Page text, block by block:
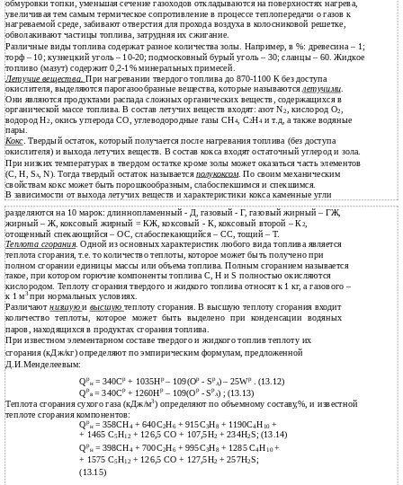
обмуровки топки, уменьшая сечение газоходов откладываются на поверхностях нагрева,
увеличивая тем самым термическое сопротивление в процессе теплопередачи о газов к
нагреваемой среде, забивают отверстия для прохода воздуха в колосниковой решетке,
обволакивают частицы топлива, затрудняя их сжигание.
Различные виды топлива содержат разное количества золы. Например, в %: древесина – 1;
торф – 10; кузнецкий уголь – 10-20; подмосковный бурый уголь – 30; сланцы – 60. Жидкое
топливо (мазут) содержит 0,2-1% минеральных примесей.
Летучие вещества. При нагревании твердого топлива до 870-1100 К без доступа
окислителя, выделяются парогазообразные вещества, которые называютсялетучими.
Они являются продуктами распада сложных органических веществ, содержащихся в
органической массе топлива. В состав летучих веществ входят: азот N2, кислород О2,
водород Н2 , окись углерода СО, углеводородные газы СH4, С2H4 и т.д, а также водяные
пары.
Кокс. Твердый остаток, который получается после нагревания топлива (без доступа
окислителя) и выхода летучих веществ. В состав кокса входят остаточный углерод и зола.
При низких температурах в твердом остатке кроме золы может оказаться часть элементов
(C, H, Sл , N). Тогда твердый остаток называетсяполукоксом . По своим механическим
свойствам кокс может быть порошкообразным, слабоспекшимся и спекшимся.
В зависимости от выхода летучих веществ и характеристики кокса каменные угли
разделяются на 10 марок: длиннопламенный - Д, газовый - Г, газовый жирный – ГЖ,
жирный – Ж, коксовый жирный = КЖ, коксовый - К, коксовый второй – К2
отощенный спекающийся – ОС, слабоспекающийся – СС, тощий – Т.
Теплота сгорания. Одной из основных характеристик любого вида топлива является
теплота сгорания, т.е. то количество теплоты, которое может быть получено при
полном сгорании единицы массы или объема топлива. Полным сгоранием называется
такое, при котором горючие компоненты топлива С, Н и S полностью окисляются
кислородом. Теплоту сгорания твердого и жидкого топлива относят к 1 кг, а газового –
к 1 м3при нормальных условиях.
Различаютнизшуюи высшую теплоту сгорания. В высшую теплоту сгорания входит
количество теплоты, которое может быть выделено при конденсации водяных
паров, находящихся в продуктах сгорания топлива.
При известном элементарном составе твердого и жидкого топлив теплоту их
сгорания (кДж/кг) определяют по эмпирическим формулам, предложенной
Д.И.Менделеевым:
Qp
н = 340Ср + 1035Нр– 109(Ор - Sр
л) – 25Wр . (13.12)
Qp
в= 340Ср + 1260Нр – 109(Ор - Sр
л) ; (13.13)
Теплота сгорания сухого газа (кДж/м3) определяют по объемному составу,%, и известной
теплоте сгорания компонентов:
Qp
н = 358СН4 + 640С2Н6 + 915С3Н8 + 1190С4Н 10+
+ 1465 С5Н12 + 126,5 СО + 107,5Н2 + 234Н2S; (13.14)
Qp
н = 398СН4 + 700С2Н6 + 995С3Н8 + 1285 С4Н 10+
+ 1575 С5Н12 + 126,5 СО + 127,5Н2 + 257Н2S;
(13.15)